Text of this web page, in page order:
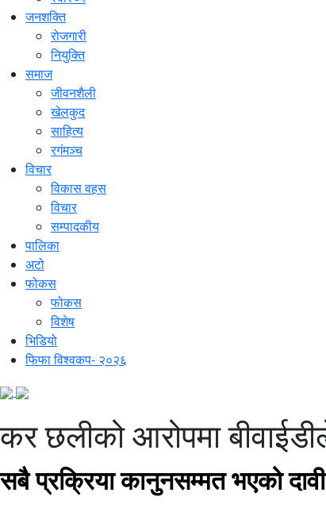
जनशक्ति
रोजगारी
नियुक्ति
समाज
जीवनशैली
खेलकुद
साहित्य
रगंमञ्च
विचार
विकास वहस
विचार
सम्पादकीय
पालिका
अटो
फोकस
फोकस
विशेष
भिडियो
फिफा विश्वकप- २०२६
कर छलीको आरोपमा
सबै प्रक्रिया कानुनसम्मत भएको दावी